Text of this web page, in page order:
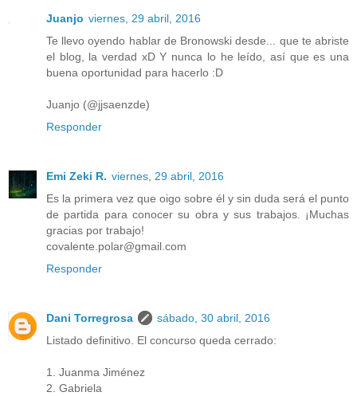
Juanjo viernes, 29 abril, 2016
Te llevo oyendo hablar de Bronowski desde... que te abriste
el blog, la verdad xD Y nunca lo he leído, así que es una
buena oportunidad para hacerlo :D
Juanjo (@jjsaenzde)
Responder
Emi Zeki R. viernes, 29 abril, 2016
Es la primera vez que oigo sobre él y sin duda será el punto
de partida para conocer su obra y sus trabajos. ¡Muchas
gracias por trabajo!
covalente.polar@gmail.com
Responder
Dani Torregrosa
sábado, 30 abril, 2016
Listado definitivo. El concurso queda cerrado:
1. Juanma Jiménez
2. Gabriela